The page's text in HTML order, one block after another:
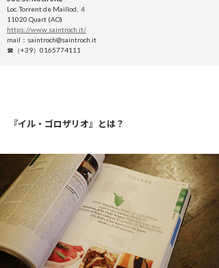
Loc. Torrent de Maillod, ４
11020 Quart (AO)
https://www.saintroch.it/
mail：saintroch@saintroch.it
☎（+39）0165774111
『イル・ゴロザリオ』とは？